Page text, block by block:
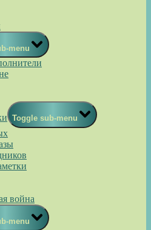
menu
Toggle sub-menu
война
menu